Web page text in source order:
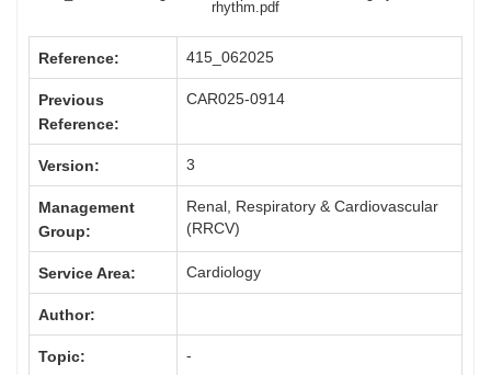
rhythm.pdf
Reference: 415_062025
Previous
Reference:
CAR025-0914
Version: 3
Management
Group:
Renal, Respiratory & Cardiovascular
(RRCV)
Service Area: Cardiology
Author:
Topic: -